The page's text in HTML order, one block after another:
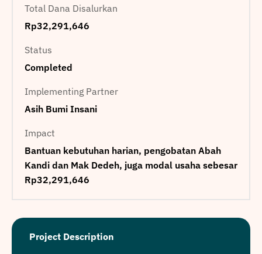
Total Dana Disalurkan
Rp32,291,646
Status
Completed
Implementing Partner
Asih Bumi Insani
Impact
Bantuan kebutuhan harian, pengobatan Abah
Kandi dan Mak Dedeh, juga modal usaha sebesar
Rp32,291,646
Project Description